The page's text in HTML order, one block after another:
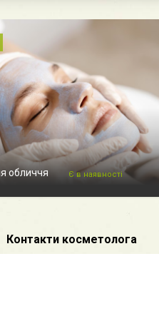
обличчя Є в наявності
тіла, допомагаючи